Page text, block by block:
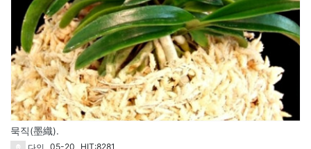
묵직(墨織).
05-20 HIT:8281